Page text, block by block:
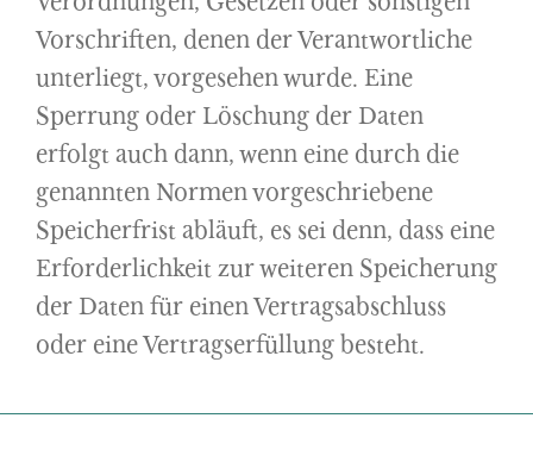
Vorschriften, denen der Verantwortliche
unterliegt, vorgesehen wurde. Eine
Sperrung oder Löschung der Daten
erfolgt auch dann, wenn eine durch die
genannten Normen vorgeschriebene
Speicherfrist abläuft, es sei denn, dass eine
Erforderlichkeit zur weiteren Speicherung
der Daten für einen Vertragsabschluss
oder eine Vertragserfüllung besteht.